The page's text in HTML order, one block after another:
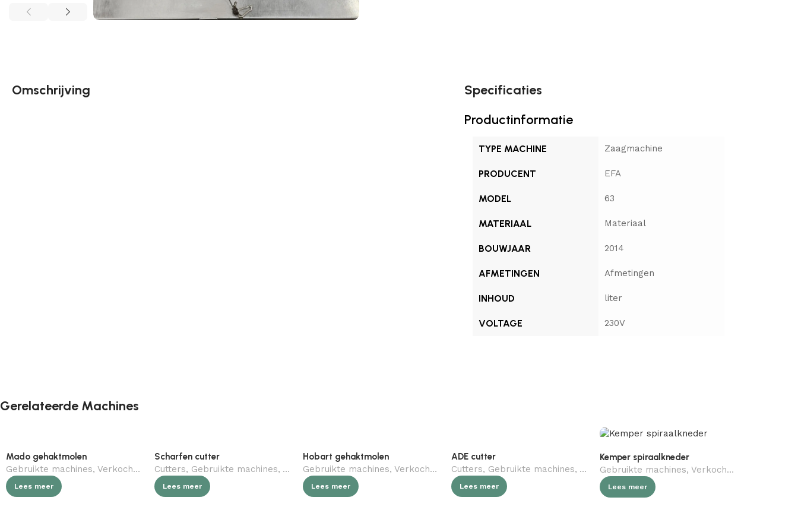
Omschrijving
Specificaties
Productinformatie
TYPE MACHINE Zaagmachine
PRODUCENT EFA
MODEL 63
MATERIAAL Materiaal
BOUWJAAR 2014
AFMETINGEN Afmetingen
INHOUD liter
VOLTAGE 230V
Gerelateerde Machines
Mado gehaktmolen
Gebruikte machines, Verkocht (gebruikt) , Slagerij
Lees meer
Scharfen cutter
Cutters, Gebruikte machines, Verkocht (gebruikt) , Slagerij
Lees meer
Hobart gehaktmolen
Gebruikte machines, Verkocht (gebruikt) , Slagerij
Lees meer
ADE cutter
Cutters, Gebruikte machines, Verkocht (gebruikt), Slagerij
Lees meer
Kemper spiraalkneder
Gebruikte machines, Verkocht (gebruikt)
Lees meer